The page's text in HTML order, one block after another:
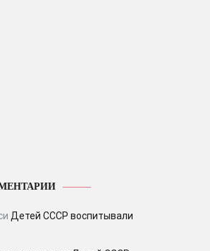
Детей СССР воспитывали